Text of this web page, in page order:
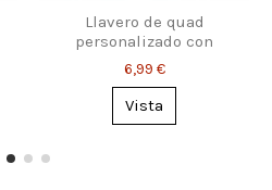
Llavero de quad
personalizado con
nombre – 2 diseños
disponibles
6,99 €
Vista